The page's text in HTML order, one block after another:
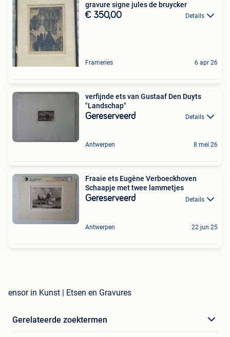
gravure signe jules de bruycker
€ 350,00 Details
Frameries 6 apr 26
verfijnde ets van Gustaaf Den Duyts
"Landschap"
Gereserveerd Details
Antwerpen 8 mei 26
Fraaie ets Eugène Verboeckhoven
Schaapje met twee lammetjes
Gereserveerd Details
Antwerpen 22 jun 25
ensor in Kunst | Etsen en Gravures
Gerelateerde zoektermen